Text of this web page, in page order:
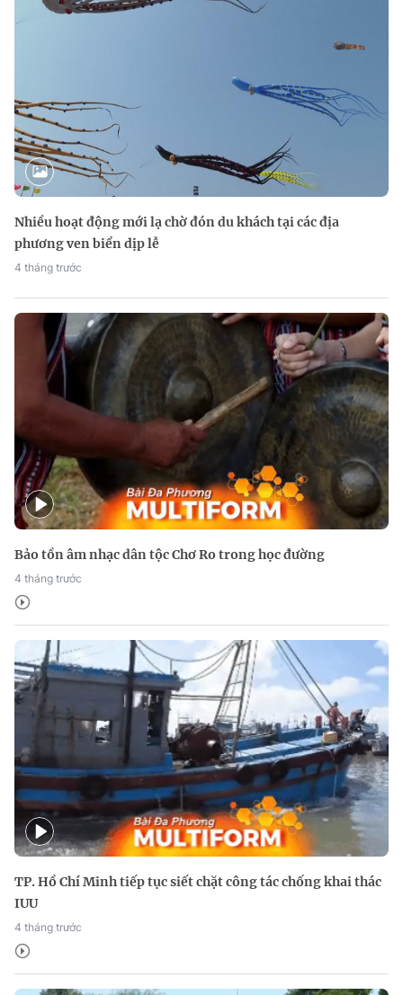
Nhiều hoạt động mới lạ chờ đón du khách tại các địa
phương ven biển dịp lễ
4 tháng trước
Bảo tồn âm nhạc dân tộc Chơ Ro trong học đường
4 tháng trước
TP. Hồ Chí Minh tiếp tục siết chặt công tác chống khai thác
IUU
4 tháng trước